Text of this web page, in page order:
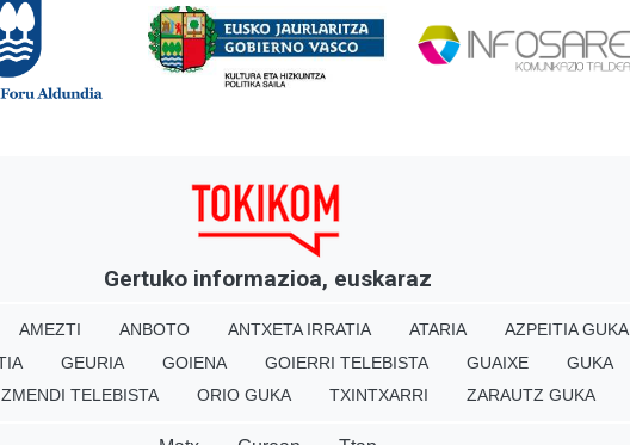
Gertuko informazioa, euskaraz
AMEZTI ANBOTO ANTXETA IRRATIA ATARIA AZPEITIA GUKA
GEURIA GOIENA GOIERRI TELEBISTA GUAIXE GUKA
TELEBISTA ORIO GUKA TXINTXARRI ZARAUTZ GUKA